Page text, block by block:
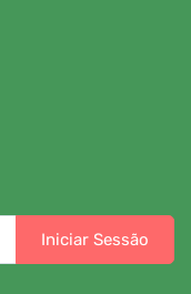
Iniciar Sessão